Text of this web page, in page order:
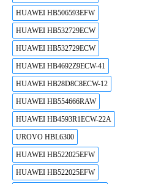
HUAWEI HB506593EFW
HUAWEI HB532729ECW
HUAWEI HB532729ECW
HUAWEI HB4692Z9ECW-41
HUAWEI HB28D8C8ECW-12
HUAWEI HB554666RAW
HUAWEI HB4593R1ECW-22A
UROVO HBL6300
HUAWEI HB522025EFW
HUAWEI HB522025EFW